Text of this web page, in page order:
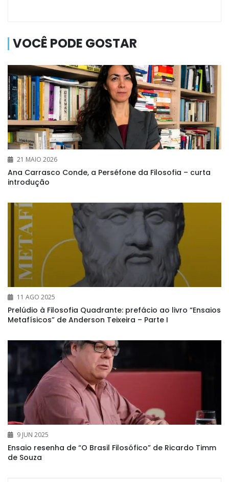
VOCÊ PODE GOSTAR
21 MAIO 2026
Ana Carrasco Conde, a Perséfone da Filosofia – curta
introdução
11 AGO 2025
Prelúdio à Filosofia Quadrante: prefácio ao livro “Ensaios
Metafísicos” de Anderson Teixeira – Parte I
9 JUN 2025
Ensaio resenha de “O Brasil Filosófico” de Ricardo Timm
de Souza